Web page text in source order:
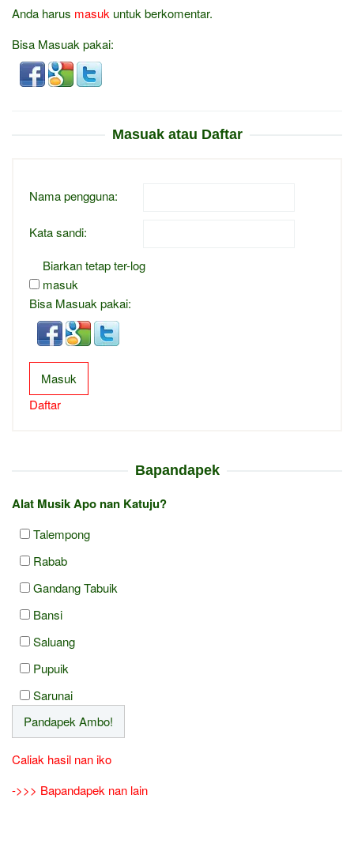
Anda harus masuk untuk berkomentar.
Bisa Masuak pakai:
Masuak atau Daftar
Nama pengguna:
Kata sandi:
Biarkan tetap ter-log
masuk
Bisa Masuak pakai:
Masuk
Daftar
Bapandapek
Alat Musik Apo nan Katuju?
Talempong
Rabab
Gandang Tabuik
Bansi
Saluang
Pupuik
Sarunai
Caliak hasil nan iko
->>> Bapandapek nan lain